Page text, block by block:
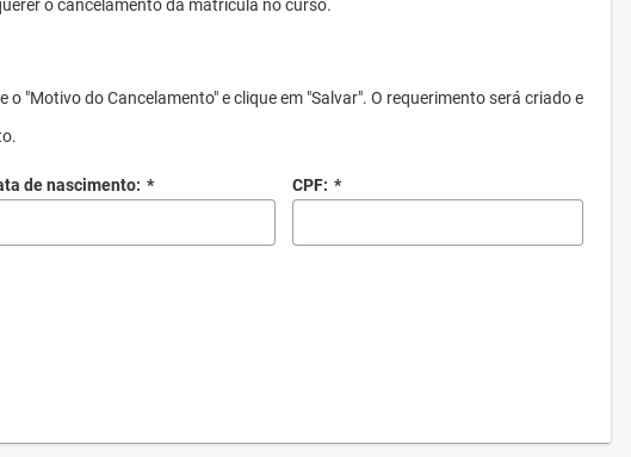
o cancelamento da matrícula no curso.
"Motivo do Cancelamento" e clique em "Salvar". O requerimento será criado e
de nascimento: * CPF: *